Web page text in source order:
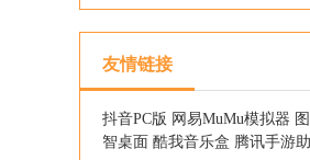
友情链接
抖音PC版 网易MuMu模拟器
智桌面 酷我音乐盒 腾讯手游